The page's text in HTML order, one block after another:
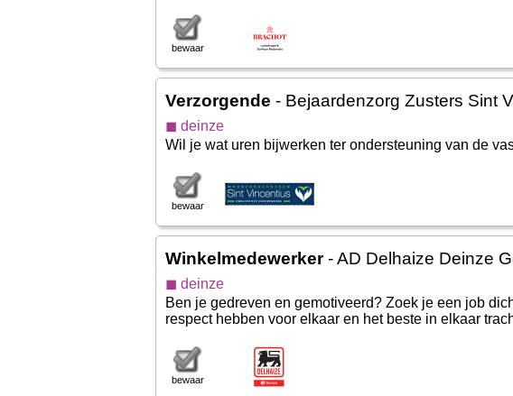
bewaar
Verzorgende - Bejaardenzorg Zusters Sint
◼ deinze
Wil je wat uren bijwerken ter ondersteuning van de
bewaar
Winkelmedewerker- AD Delhaize Deinze
◼ deinze
Ben je gedreven en gemotiveerd? Zoek je een job
respect hebben voor elkaar en het beste in elkaar
bewaar